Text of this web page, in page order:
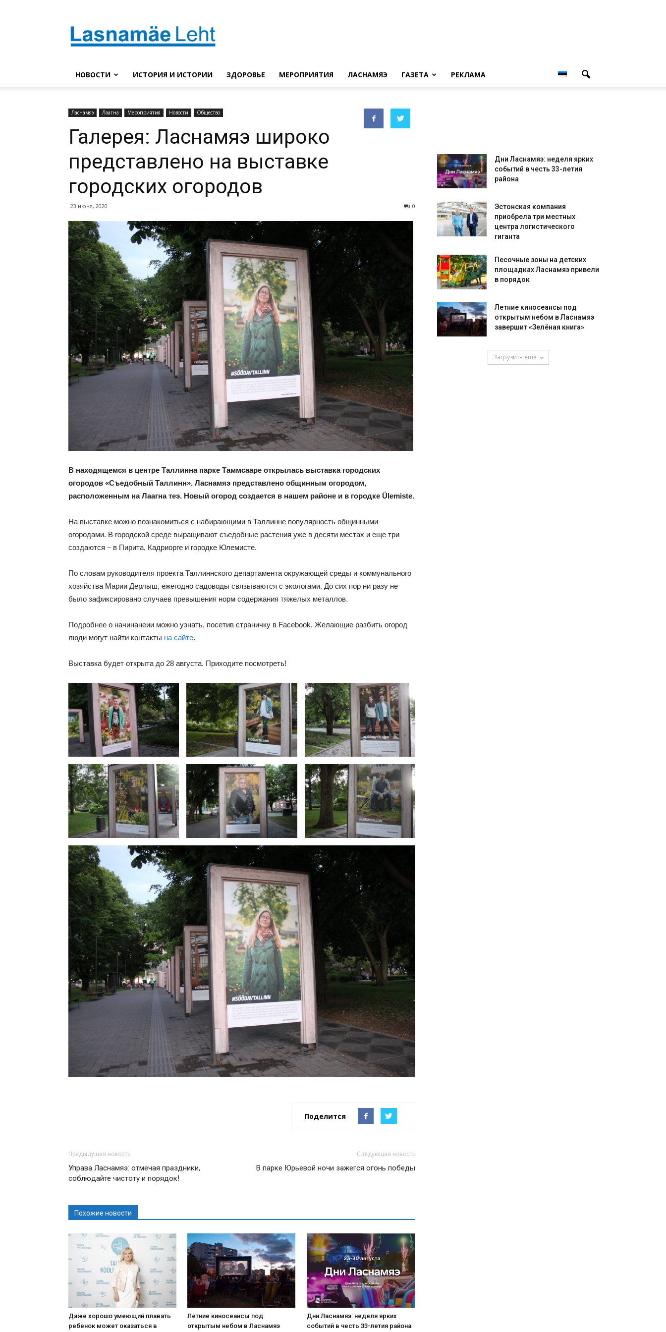
НОВОСТИ ИСТОРИЯ И ИСТОРИИ ЗДОРОВЬЕ МЕРОПРИЯТИЯ ЛАСНАМЯЭ ГАЗЕТА РЕКЛАМА
Ласнамяэ Лаагна Мероприятия Новости Общество
Галерея: Ласнамяэ широко
представлено на выставке
городских огородов
23 июня, 2020 0
В находящемся в центре Таллинна парке Таммсааре открылась выставка городских
огородов «Съедобный Таллинн». Ласнамяэ представлено общинным огородом,
расположенным на Лаагна теэ. Новый огород создается в нашем районе и в городке Ülemiste.
На выставке можно познакомиться с набирающими в Таллинне популярность общинными
огородами. В городской среде выращивают съедобные растения уже в десяти местах и еще три
создаются – в Пирита, Кадриорге и городке Юлемисте.
По словам руководителя проекта Таллиннского департамента окружающей среды и коммунального
хозяйства Марии Дерлыш, ежегодно садоводы связываются с экологами. До сих пор ни разу не
было зафиксировано случаев превышения норм содержания тяжелых металлов.
Подробнее о начинанеии можно узнать, посетив страничку в Facebook. Желающие разбить огород
люди могут найти контакты на сайте.
Выставка будет открыта до 28 августа. Приходите посмотреть!
Поделится
Предыдущая новость
Управа Ласнамяэ: отмечая праздники,
соблюдайте чистоту и порядок!
Следующая новость
В парке Юрьевой ночи зажегся огонь победы
Похожие новости
Даже хорошо умеющий плавать
ребенок может оказаться в
Летние киносеансы под
открытым небом в Ласнамяэ
Дни Ласнамяэ: неделя ярких
событий в честь 33-летия района
Дни Ласнамяэ: неделя ярких
событий в честь 33-летия
района
Эстонская компания
приобрела три местных
центра логистического
гиганта
Песочные зоны на детских
площадках Ласнамяэ привели
в порядок
Летние киносеансы под
открытым небом в Ласнамяэ
завершит «Зелёная книга»
Загрузить ещё